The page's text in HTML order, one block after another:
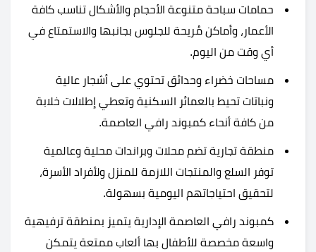
حمامات سباحة متنوعة الأحجام والأشكال تناسب كافة
الأعمار، وأماكن مُريحة للجلوس بجانبها والاستمتاع في
أي وقت من اليوم.
مساحات خضراء وحدائق تحتوي على أشجار عالية
ونباتات تحيط بالعمائر السكنية وتعطي إطلالات خلابة
من كافة أنحاء كمبوند رافي العاصمة.
منطقة تجارية تضم محلات وبراندات محلية وعالمية
توفر السلع والمنتجات اللازمة للمنزل ولأفراد الأسرة،
لتحقيق احتياجاتهم اليومية بسهولة.
كمبوند رافي العاصمة الإدارية يتميز بمنطقة ترفيهية
واسعة مخصصة للأطفال بها ألعاب ممتعة يتمكن